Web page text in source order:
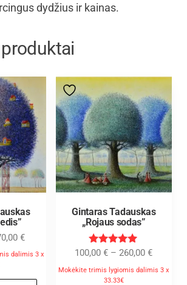
dydžius ir kainas.
€
dalimis 3 x
Gintaras Tadauskas
„Rojaus sodas”
Įvertinimas
5.00
iš 5
100,00€ – 260,00€
Mokėkite trimis lygiomis dalimis 3 x
33.33€